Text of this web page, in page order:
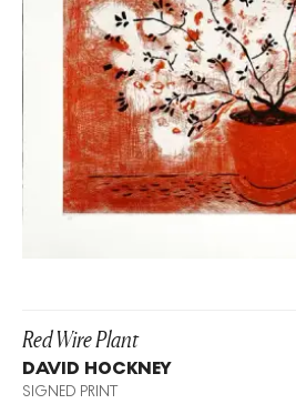
Red Wire Plant
DAVID HOCKNEY
SIGNED PRINT